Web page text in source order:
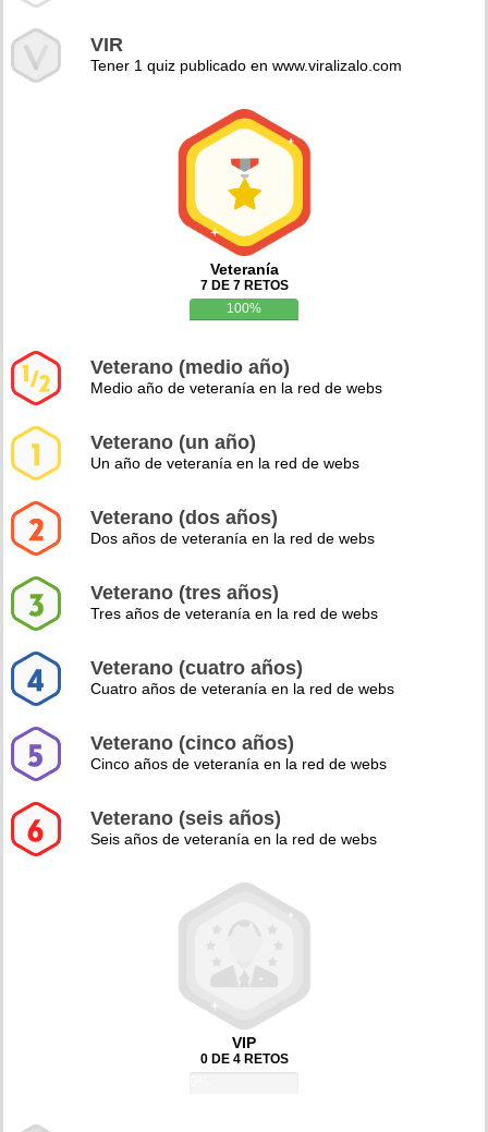
VIR
Tener 1 quiz publicado en www.viralizalo.com
Veteranía
7 DE 7 RETOS
100%
Veterano (medio año)
Medio año de veteranía en la red de webs
Veterano (un año)
Un año de veteranía en la red de webs
Veterano (dos años)
Dos años de veteranía en la red de webs
Veterano (tres años)
Tres años de veteranía en la red de webs
Veterano (cuatro años)
Cuatro años de veteranía en la red de webs
Veterano (cinco años)
Cinco años de veteranía en la red de webs
Veterano (seis años)
Seis años de veteranía en la red de webs
VIP
0 DE 4 RETOS